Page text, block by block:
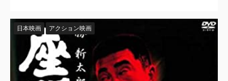
日本映画 アクション映画